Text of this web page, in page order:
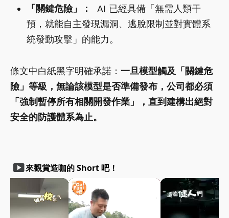
「關鍵危險」：
AI 已經具備「無需人類干
預，就能自主發現漏洞、逃脫限制並對實體系
統發動攻擊」的能力。
條文中白紙黑字明確承諾： 一旦模型觸及「關鍵危
險」等級，無論該模型是否準備發布，公司都必須
「強制暫停所有相關開發作業」，直到建構出絕對
安全的防護體系為止。
smart_display來觀賞造咖的 Short 吧！